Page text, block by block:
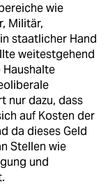
wie
Militär,
staatlicher Hand
weitestgehend
nur dazu, dass
auf Kosten der
da dieses Geld
Stellen wie
und